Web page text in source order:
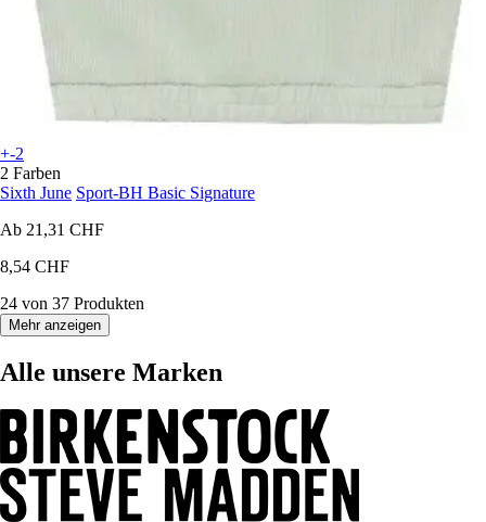
+-2
2 Farben
Sixth June Sport-BH Basic Signature
Ab 21,31 CHF
8,54 CHF
24 von 37 Produkten
Mehr anzeigen
Alle unsere Marken